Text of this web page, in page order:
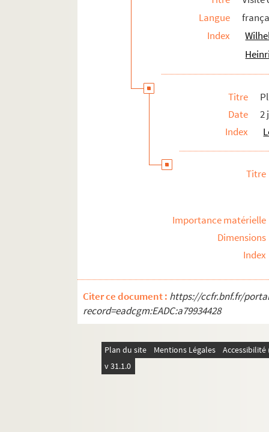
Langue
Index
Titre
Date
2
Index
Titre
Importance matérielle
Dimensions
Index
Citer ce document : https://ccfr.bnf.fr/
record=eadcgm:EADC:a79934428
Plan du site Mentions Légales
v 31.1.0